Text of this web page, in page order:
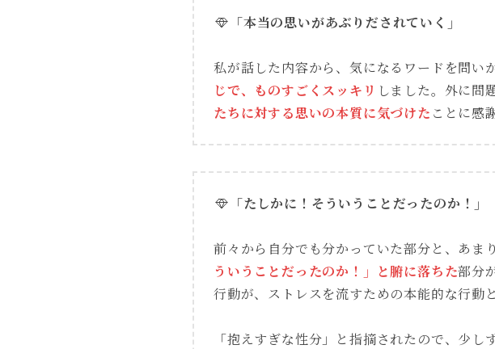
「本当の思いがあぶりだされていく」
私が話した内容から、気になるワードを問い
じで、ものすごくスッキリ しました。外に問
たちに対する思いの本質に気づけた ことに感
「たしかに！そういうことだったのか！」
前々から自分でも分かっていた部分と、あま
ういうことだったのか！」と腑に落ちた部分
行動が、ストレスを流すための本能的な行動
「抱えすぎな性分」と指摘されたので、少